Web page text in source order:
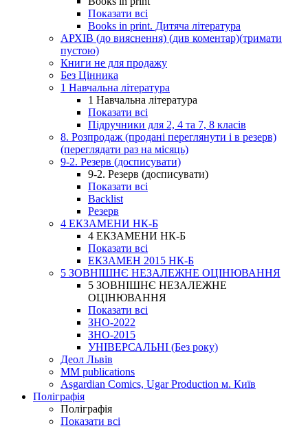
Показати всі
Books in print. Дитяча література
АРХІВ (до вияснення) (див коментар)(тримати
пустою)
Книги не для продажу
Без Цінника
1 Навчальна література
1 Навчальна література
Показати всі
Підручники для 2, 4 та 7, 8 класів
8. Розпродаж (продані переглянути і в резерв)
(переглядати раз на місяць)
9-2. Резерв (досписувати)
9-2. Резерв (досписувати)
Показати всі
Backlist
Резерв
4 ЕКЗАМЕНИ НК-Б
4 ЕКЗАМЕНИ НК-Б
Показати всі
ЕКЗАМЕН 2015 НК-Б
5 ЗОВНІШНЄ НЕЗАЛЕЖНЕ ОЦІНЮВАННЯ
5 ЗОВНІШНЄ НЕЗАЛЕЖНЕ
ОЦІНЮВАННЯ
Показати всі
ЗНО-2022
ЗНО-2015
УНІВЕРСАЛЬНІ (Без року)
Деол Львів
MM publications
Asgardian Comics, Ugar Production м. Київ
Поліграфія
Поліграфія
Показати всі